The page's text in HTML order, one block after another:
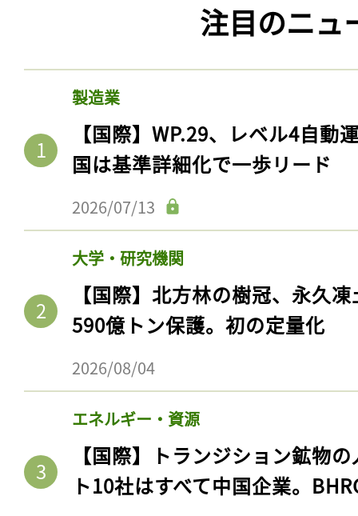
注目のニュ
製造業
【国際】WP.29、レベル4自動
国は基準詳細化で一歩リード
2026/07/13
大学・研究機関
【国際】北方林の樹冠、永久
590億トン保護。初の定量化
2026/08/04
エネルギー・資源
【国際】トランジション鉱物
ト10社はすべて中国企業。